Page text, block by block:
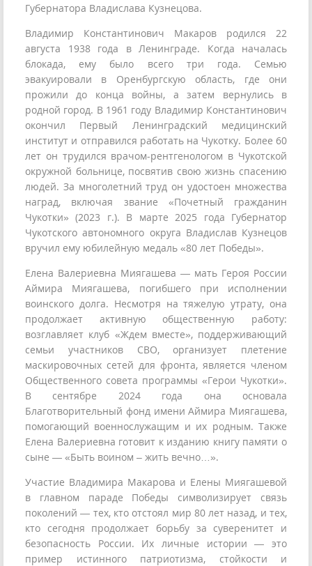
Губернатора Владислава Кузнецова.
Владимир Константинович Макаров родился 22
августа 1938 года в Ленинграде. Когда началась
блокада, ему было всего три года. Семью
эвакуировали в Оренбургскую область, где они
прожили до конца войны, а затем вернулись в
родной город. В 1961 году Владимир Константинович
окончил Первый Ленинградский медицинский
институт и отправился работать на Чукотку. Более 60
лет он трудился врачом-рентгенологом в Чукотской
окружной больнице, посвятив свою жизнь спасению
людей. За многолетний труд он удостоен множества
наград, включая звание «Почетный гражданин
Чукотки» (2023 г.). В марте 2025 года Губернатор
Чукотского автономного округа Владислав Кузнецов
вручил ему юбилейную медаль «80 лет Победы».
Елена Валериевна Миягашева — мать Героя России
Аймира Миягашева, погибшего при исполнении
воинского долга. Несмотря на тяжелую утрату, она
продолжает активную общественную работу:
возглавляет клуб «Ждем вместе», поддерживающий
семьи участников СВО, организует плетение
маскировочных сетей для фронта, является членом
Общественного совета программы «Герои Чукотки».
В сентябре 2024 года она основала
Благотворительный фонд имени Аймира Миягашева,
помогающий военнослужащим и их родным. Также
Елена Валериевна готовит к изданию книгу памяти о
сыне — «Быть воином – жить вечно…».
Участие Владимира Макарова и Елены Миягашевой
в главном параде Победы символизирует связь
поколений — тех, кто отстоял мир 80 лет назад, и тех,
кто сегодня продолжает борьбу за суверенитет и
безопасность России. Их личные истории — это
пример истинного патриотизма, стойкости и